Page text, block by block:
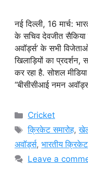
नई दिल्ली, 16 मार्च:
के सचिव देवजीत सैकिया
अवॉर्ड्स’ के सभी
खिलाड़ियों का प्रदर्शन,
कर रहा है. सोशल
“बीसीसीआई नमन
Categories
Cricket
Tags
क्रिकेट समारोह,
अवॉर्ड्स, भारतीय क्रिकेट
Leave a